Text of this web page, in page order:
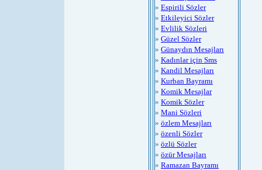
» Espirili Sözler
» Etkileyici Sözler
» Evlilik Sözleri
» Güzel Sözler
» Günaydın Mesajları
» Kadınlar için Sms
» Kandil Mesajları
» Kurban Bayramı
» Komik Mesajlar
» Komik Sözler
» Mani Sözleri
» özlem Mesajları
» özenli Sözler
» özlü Sözler
» özür Mesajları
» Ramazan Bayramı